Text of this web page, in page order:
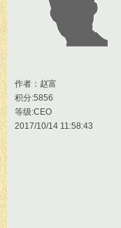
作者： 赵富
积分:5856
等级:CEO
2017/10/14 11:58:43